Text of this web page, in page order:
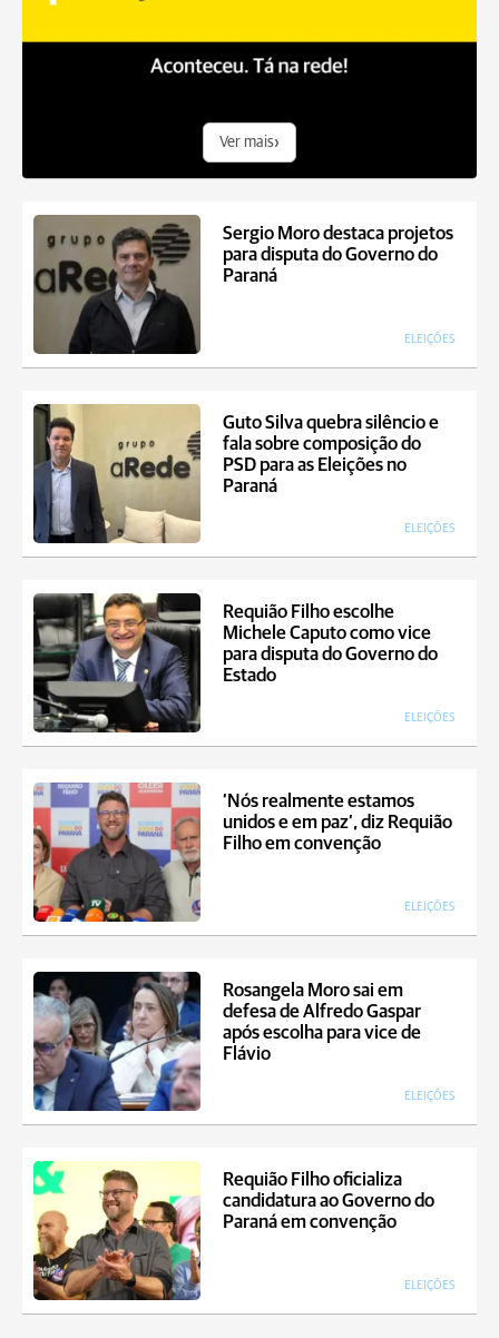
Ver mais›
Sergio Moro destaca projetos
para disputa do Governo do
Paraná
ELEIÇÕES
Guto Silva quebra silêncio e
fala sobre composição do
PSD para as Eleições no
Paraná
ELEIÇÕES
Requião Filho escolhe
Michele Caputo como vice
para disputa do Governo do
Estado
ELEIÇÕES
‘Nós realmente estamos
unidos e em paz’, diz Requião
Filho em convenção
ELEIÇÕES
Rosangela Moro sai em
defesa de Alfredo Gaspar
após escolha para vice de
Flávio
ELEIÇÕES
Requião Filho oficializa
candidatura ao Governo do
Paraná em convenção
ELEIÇÕES